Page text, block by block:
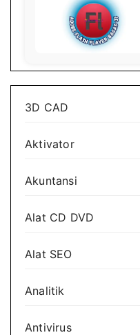
3D CAD
Aktivator
Akuntansi
Alat CD DVD
Alat SEO
Analitik
Antivirus